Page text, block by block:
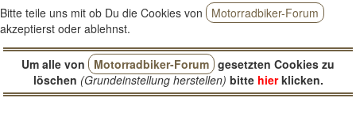
Bitte teile uns mit ob Du die Cookies von
Motorradbiker-Forum
akzeptierst oder ablehnst.
Um alle von Motorradbiker-Forum gesetzten Cookies zu
löschen (Grundeinstellung herstellen) bitte hierklicken.